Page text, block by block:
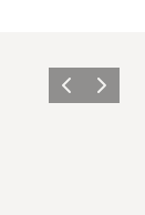
Vorige Volgende